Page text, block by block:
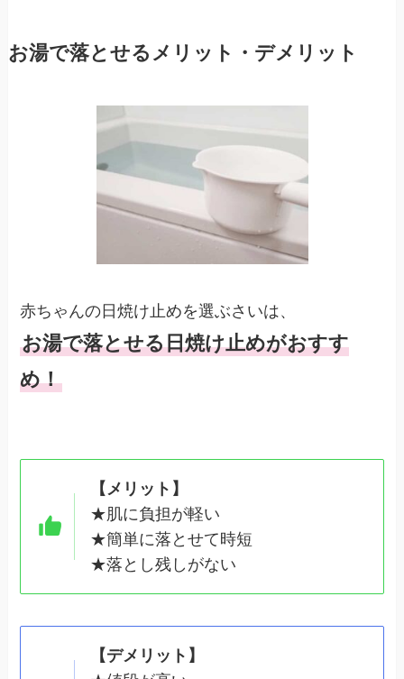
お湯で落とせるメリット・デメリット
赤ちゃんの日焼け止めを選ぶさいは、
お湯で落とせる日焼け止めがおすす
め！
【メリット】
★肌に負担が軽い
★簡単に落とせて時短
★落とし残しがない
【デメリット】